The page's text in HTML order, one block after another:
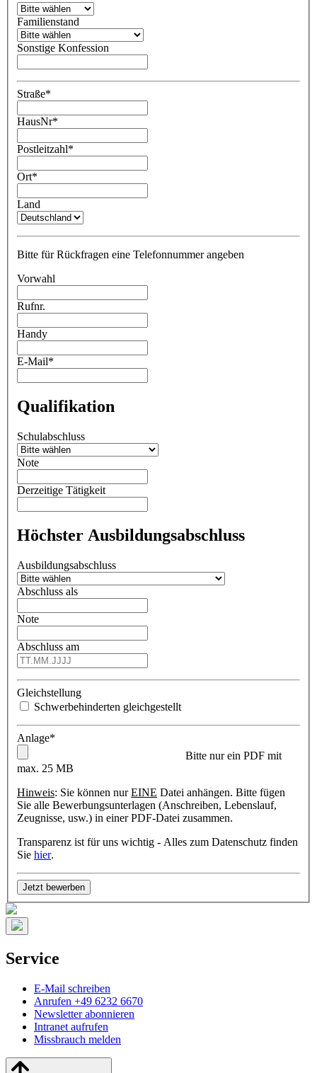
Familienstand
Sonstige Konfession
Straße*
HausNr*
Postleitzahl*
Ort*
Land
Bitte für Rückfragen eine Telefonnummer angeben
Vorwahl
Rufnr.
Handy
E-Mail*
Qualifikation
Schulabschluss
Note
Derzeitige Tätigkeit
Höchster Ausbildungsabschluss
Ausbildungs­abschluss
Abschluss als
Note
Abschluss am
Gleichstellung
Schwerbehinderten gleichgestellt
Anlage*
Bitte nur ein PDF mit
max. 25 MB
Hinweis: Sie können nurEINE Datei anhängen. Bitte fügen
Sie alle Bewerbungsunterlagen (Anschreiben, Lebenslauf,
Zeugnisse, usw.) in einer PDF-Datei zusammen.
Transparenz ist für uns wichtig - Alles zum Datenschutz finden
Sie hier.
Service
E-Mail schreiben
Anrufen +49 6232 6670
Newsletter abonnieren
Intranet aufrufen
Missbrauch melden